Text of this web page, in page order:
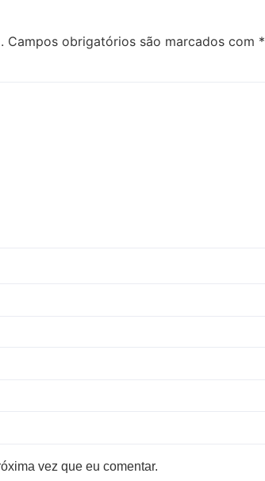
Campos obrigatórios são marcados com *
vez que eu comentar.